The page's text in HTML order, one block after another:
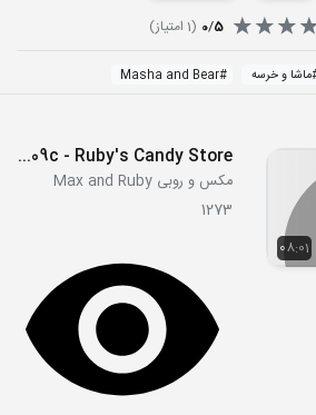
0/5
(
1 امتیاز)
ماشا و خرسه #
Masha and Bear
08:01
S2E09c - Ruby's Candy Store
مکس و روبی Max and Ruby
1273